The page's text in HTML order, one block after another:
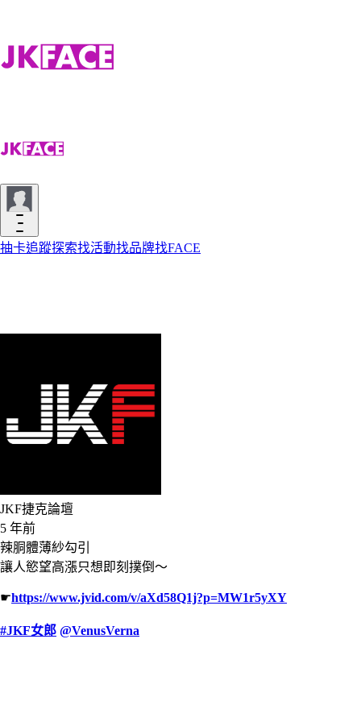
抽卡追蹤探索找活動找品牌找FACE
JKF捷克論壇
5 年前
辣胴體薄紗勾引
讓人慾望高漲只想即刻撲倒～
☛https://www.jvid.com/v/aXd58Q1j?p=MW1r5yXY
#JKF女郎 @VenusVerna